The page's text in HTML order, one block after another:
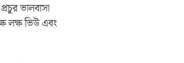
ভালবাসা
লক্ষ ভিউ এবং